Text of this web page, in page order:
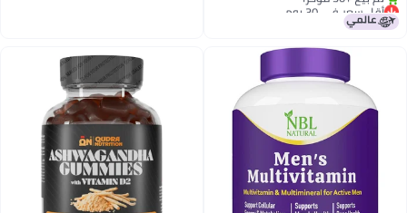
أقل سعر في 30 يوم
بتخلّص بسرعة
تم بيع +30 مؤخرًا
أقل سعر في 30 يوم